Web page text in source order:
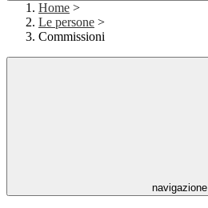
Home >
Le persone >
Commissioni
navigazione